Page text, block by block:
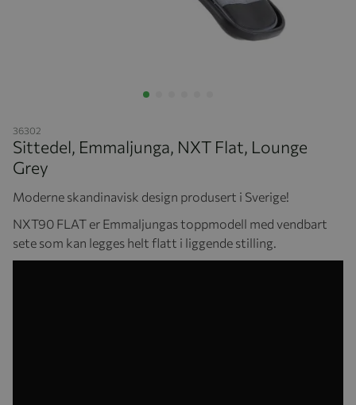
36302
Sittedel, Emmaljunga, NXT Flat, Lounge
Grey
Moderne skandinavisk design produsert i Sverige!
NXT90 FLAT er Emmaljungas toppmodell med vendbart
sete som kan legges helt flatt i liggende stilling.